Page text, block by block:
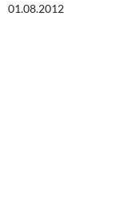
Wirtschaftspolitik
01.08.2012